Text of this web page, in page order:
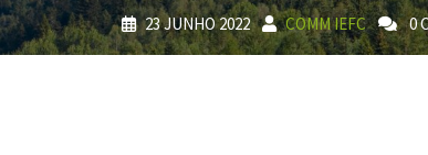
23 JUNHO 2022 COMM IEFC 0